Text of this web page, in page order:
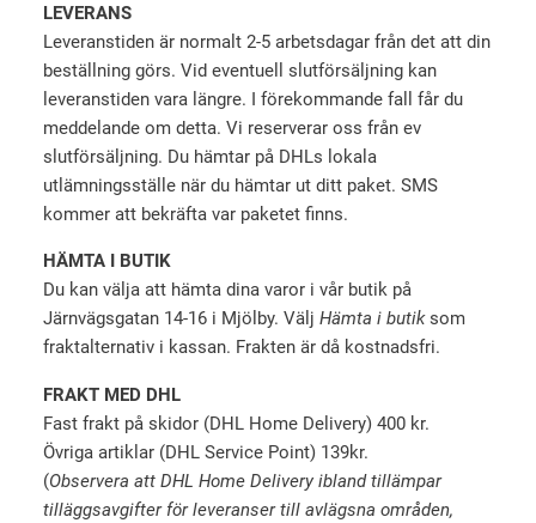
LEVERANS
Leveranstiden är normalt 2-5 arbetsdagar från det att din
beställning görs. Vid eventuell slutförsäljning kan
leveranstiden vara längre. I förekommande fall får du
meddelande om detta. Vi reserverar oss från ev
slutförsäljning. Du hämtar på DHLs lokala
utlämningsställe när du hämtar ut ditt paket. SMS
kommer att bekräfta var paketet finns.
HÄMTA I BUTIK
Du kan välja att hämta dina varor i vår butik på
Järnvägsgatan 14-16 i Mjölby. Välj Hämta i butiksom
fraktalternativ i kassan. Frakten är då kostnadsfri.
FRAKT MED DHL
Fast frakt på skidor (DHL Home Delivery) 400 kr.
Övriga artiklar (DHL Service Point) 139kr.
(Observera att DHL Home Delivery ibland tillämpar
tilläggsavgifter för leveranser till avlägsna områden,